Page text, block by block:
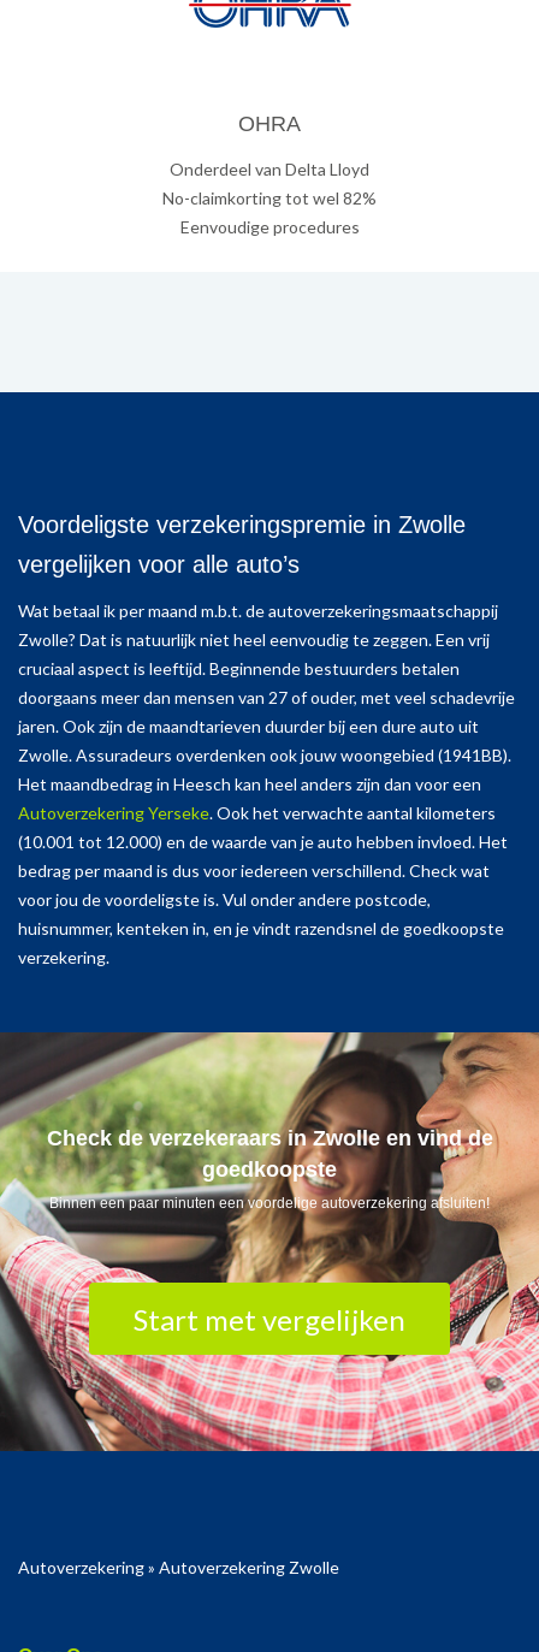
OHRA
Onderdeel van Delta Lloyd
No-claimkorting tot wel 82%
Eenvoudige procedures
Voordeligste verzekeringspremie in Zwolle
vergelijken voor alle auto’s
Wat betaal ik per maand m.b.t. de autoverzekeringsmaatschappij
Zwolle? Dat is natuurlijk niet heel eenvoudig te zeggen. Een vrij
cruciaal aspect is leeftijd. Beginnende bestuurders betalen
doorgaans meer dan mensen van 27 of ouder, met veel schadevrije
jaren. Ook zijn de maandtarieven duurder bij een dure auto uit
Zwolle. Assuradeurs overdenken ook jouw woongebied (1941BB).
Het maandbedrag in Heesch kan heel anders zijn dan voor een
Autoverzekering Yerseke. Ook het verwachte aantal kilometers
(10.001 tot 12.000) en de waarde van je auto hebben invloed. Het
bedrag per maand is dus voor iedereen verschillend. Check wat
voor jou de voordeligste is. Vul onder andere postcode,
huisnummer, kenteken in, en je vindt razendsnel de goedkoopste
verzekering.
Check de verzekeraars in Zwolle en vind de
goedkoopste
Binnen een paar minuten een voordelige autoverzekering afsluiten!
Start met vergelijken
Autoverzekering» Autoverzekering Zwolle